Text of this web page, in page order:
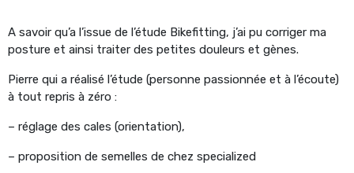
A savoir qu’a l’issue de l’étude Bikefitting, j’ai pu corriger ma
posture et ainsi traiter des petites douleurs et gènes.
Pierre qui a réalisé l’étude (personne passionnée et à l’écoute)
à tout repris à zéro :
– réglage des cales (orientation),
– proposition de semelles de chez specialized